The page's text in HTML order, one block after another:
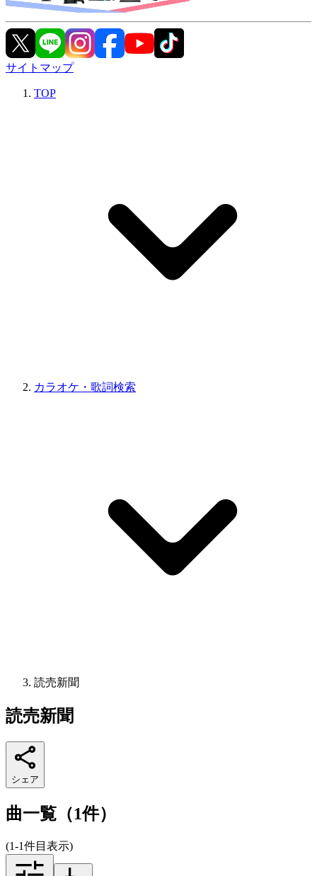
サイトマップ
TOP
カラオケ・歌詞検索
読売新聞
読売新聞
シェア
曲一覧（1件）
(1-1件目表示)